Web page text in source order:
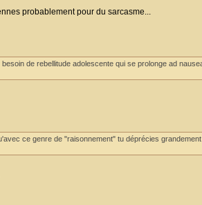
probablement pour du sarcasme...
de rebellitude adolescente qui se prolonge ad
ce genre de "raisonnement" tu déprécies